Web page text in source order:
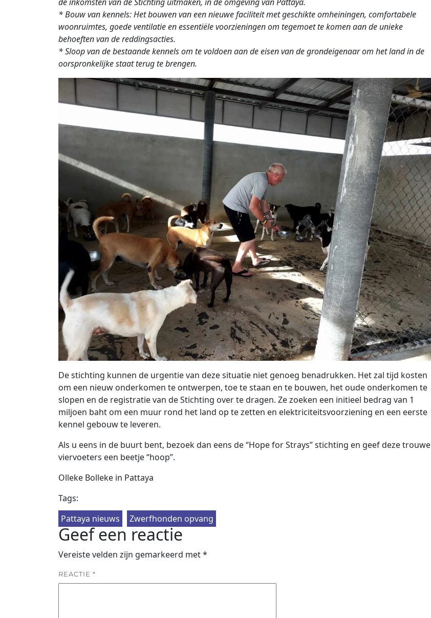
* Bouw van kennels: Het bouwen van een nieuwe faciliteit met geschikte omheiningen, comfortabele
woonruimtes, goede ventilatie en essentiële voorzieningen om tegemoet te komen aan de unieke
behoeften van de reddingsacties.
* Sloop van de bestaande kennels om te voldoen aan de eisen van de grondeigenaar om het land in de
oorspronkelijke staat terug te brengen.
De stichting kunnen de urgentie van deze situatie niet genoeg benadrukken. Het zal tijd kosten
om een ​​nieuw onderkomen te ontwerpen, toe te staan ​​en te bouwen, het oude onderkomen te
slopen en de registratie van de Stichting over te dragen. Ze zoeken een initieel bedrag van 1
miljoen baht om een ​​muur rond het land op te zetten en elektriciteitsvoorziening en een eerste
kennel gebouw te leveren.
Als u eens in de buurt bent, bezoek dan eens de “Hope for Strays” stichting en geef deze trouwe
viervoeters een beetje “hoop”.
Olleke Bolleke in Pattaya
Tags:
Pattaya nieuws
Zwerfhonden opvang
Geef een reactie
Vereiste velden zijn gemarkeerd met*
REACTIE *